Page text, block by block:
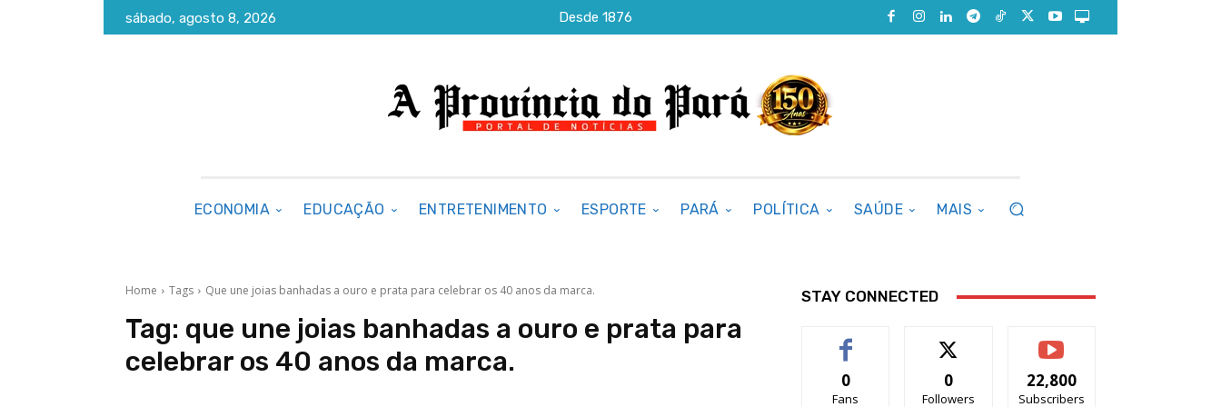
sábado, agosto 8, 2026 Desde 1876
ECONOMIA EDUCAÇÃO ENTRETENIMENTO ESPORTE PARÁ POLÍTICA SAÚDE MAIS
Home Tags Que une joias banhadas a ouro e prata para celebrar os 40 anos da marca.
Tag: que une joias banhadas a ouro e prata para
celebrar os 40 anos da marca.
STAY CONNECTED
0
Fans
0
Followers
22,800
Subscribers